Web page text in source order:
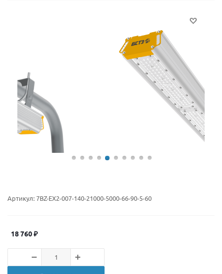
Артикул:7BZ-EX2-007-140-21000-5000-66-90-5-60
18 760₽